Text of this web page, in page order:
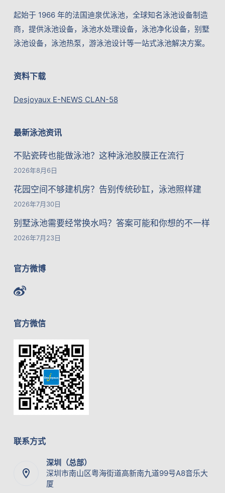
起始于 1966 年的法国迪泉优泳池，全球知名泳池设备制造
商，提供泳池设备，泳池水处理设备，泳池净化设备，别墅
泳池设备，泳池热泵，游泳池设计等一站式泳池解决方案。
资料下载
Desjoyaux E-NEWS CLAN-58
最新泳池资讯
不贴瓷砖也能做泳池？这种泳池胶膜正在流行
2026年8月6日
花园空间不够建机房？告别传统砂缸，泳池照样建
2026年7月30日
别墅泳池需要经常换水吗？答案可能和你想的不一样
2026年7月23日
官方微博
官方微信
联系方式
深圳（总部）
深圳市南山区粤海街道高新南九道99号A8音乐大
厦